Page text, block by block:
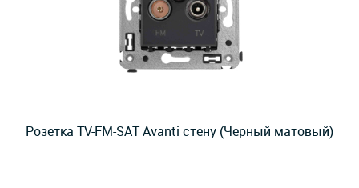
Розетка TV-FM-SAT Avanti стену (Черный матовый)